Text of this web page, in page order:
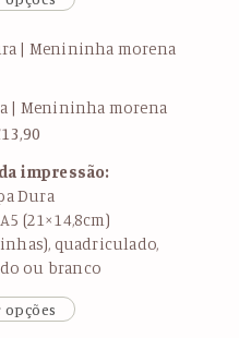
| Menininha morena
13,90
impressão:
Dura
(21×14,8cm)
quadriculado,
ou branco
opções